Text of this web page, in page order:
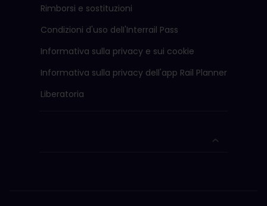
Rimborsi e sostituzioni
Condizioni d'uso delI'Interrail Pass
Informativa sulla privacy e sui cookie
Informativa sulla privacy dell'app Rail Planner
Liberatoria